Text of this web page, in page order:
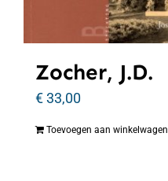
Zocher, J.D.
€33,00
Toevoegen aan winkelwagen